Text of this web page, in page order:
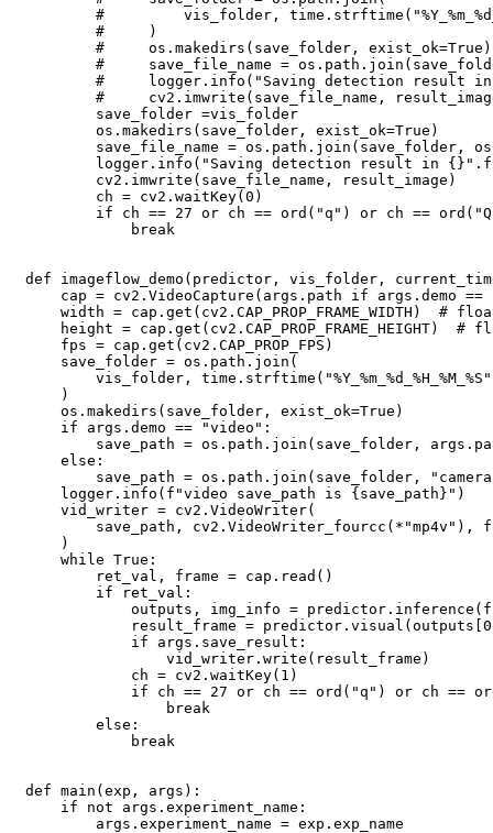
#         vis_folder,
#     )
#     os.makedirs(save_folder, exist_ok=True)
#     save_file_name =
#     logger.info("Saving detection result in
#     cv2.imwrite(save_file_name,
        save_folder
=vis_folder
        os
. makedirs ( save_folder , exist_ok=True )
        save_file_name
= os . path . join ( save_folder , os
        logger
. info ( "Saving detection result in {}" .
        cv2
. imwrite ( save_file_name , result_image )
        ch
= cv2 . waitKey(0 )
if ch == 27 or ch == ord ( "q" ) or ch == ord (
break
def imageflow_demo ( predictor , vis_folder ,
    cap
= cv2 . VideoCapture ( args . path if args . demo ==
    width
= cap . get ( cv2 . CAP_PROP_FRAME_WIDTH )
#
    height
= cap . get ( cv2 . CAP_PROP_FRAME_HEIGHT)
#
    fps
= cap . get ( cv2 . CAP_PROP_FPS )
    save_folder
= os . path . join (
        vis_folder
, time . strftime ( "%Y_%m_%d_%H_%M_%S"
)
    os
. makedirs ( save_folder , exist_ok=True )
if args . demo == "video" :
        save_path
= os . path . join ( save_folder , args .
else :
        save_path
= os . path . join ( save_folder ,
    logger
. info ( f"video save_path is {save_path} " )
    vid_writer
= cv2 . VideoWriter(
        save_path
, cv2 . VideoWriter_fourcc ( * "mp4v" ) ,
)
while True :
        ret_val
, frame = cap . read ( )
if ret_val :
            outputs
, img_info = predictor . inference (
            result_frame
= predictor . visual (outputs [0
if args . save_result :
                vid_writer
. write ( result_frame )
            ch
= cv2 . waitKey( 1 )
if ch == 27 or ch == ord ( "q" ) or ch ==
break
else :
break
def main (exp , args ) :
if
not args . experiment_name :
        args
. experiment_name = exp . exp_name